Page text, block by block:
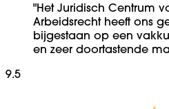
"Het Juridisch Centrum
Arbeidsrecht heeft ons
bijgestaan op een
en zeer doortastende
9.5